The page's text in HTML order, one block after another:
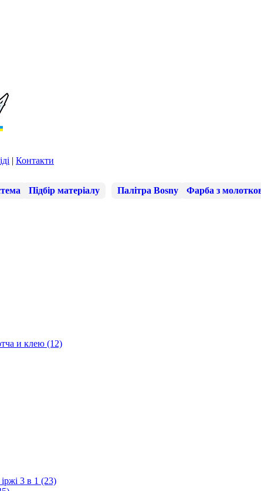
| Контакти
Підбір матеріалу Палітра Bosny Фарба з
и клею (12)
3 в 1 (23)